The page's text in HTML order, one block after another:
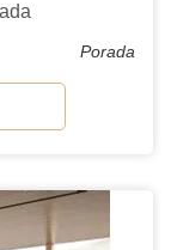
Porada